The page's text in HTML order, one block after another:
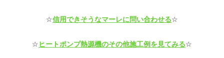
☆信用できそうなマーレに問い合わせる☆
☆ヒートポンプ熱源機のその他施工例を見てみる☆